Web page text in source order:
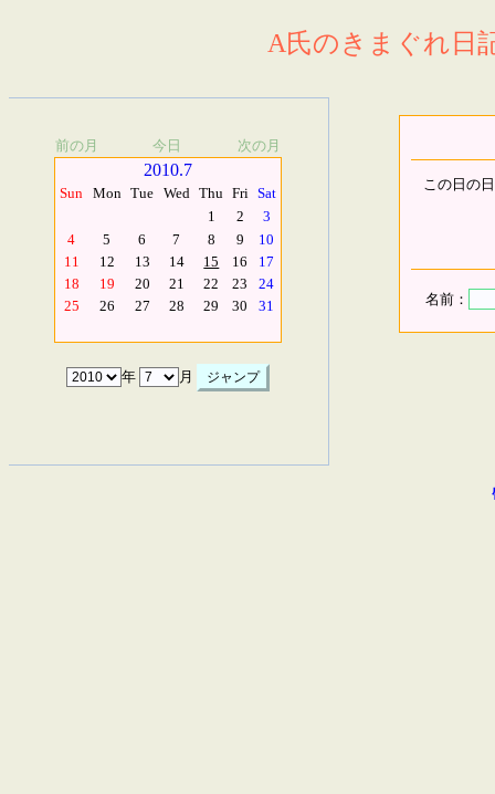
A氏のきまぐれ日
前の月 今日 次の月
2010.7
Sun Mon Tue Wed Thu Fri Sat
1
2
3
4
5 6 7 8 9
10
11
12 13 14 15 16
17
18
19 20 21 22 23
24
25
26 27 28 29 30 31
年 月
この日の
名前：